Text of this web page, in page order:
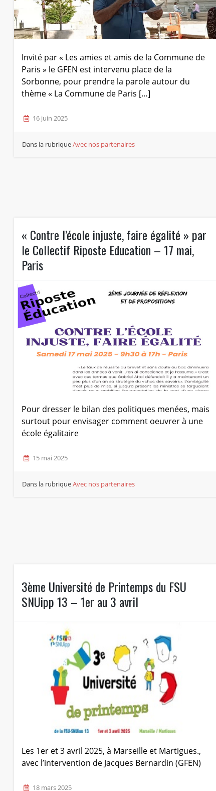
Invité par « Les amies et amis de la Commune de
Paris » le GFEN est intervenu place de la
Sorbonne, pour prendre la parole autour du
thème « La Commune de Paris […]
16 juin 2025
Dans la rubriqueAvec nos partenaires
« Contre l’école injuste, faire égalité » par
le Collectif Riposte Education – 17 mai,
Paris
Pour dresser le bilan des politiques menées, mais
surtout pour envisager comment oeuvrer à une
école égalitaire
15 mai 2025
Dans la rubriqueAvec nos partenaires
3ème Université de Printemps du FSU
SNUipp 13 – 1er au 3 avril
Les 1er et 3 avril 2025, à Marseille et Martigues.,
avec l’intervention de Jacques Bernardin (GFEN)
18 mars 2025